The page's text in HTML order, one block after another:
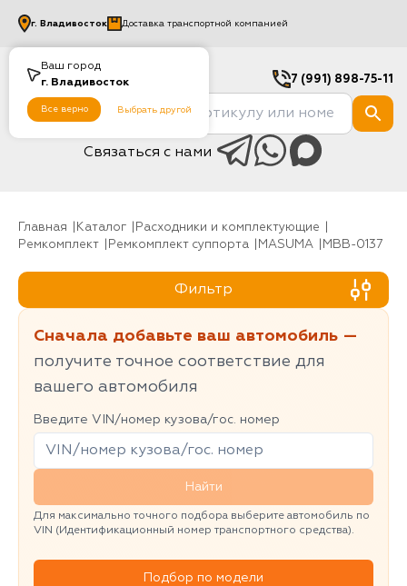
Ваш город
г. Владивосток
Все верно Выбрать другой
г. Владивосток Доставка транспортной компанией
7 (991) 898-75-11
Связаться с нами
Главная Каталог
Расходники и комплектующие
Ремкомплект
Ремкомплект суппорта MASUMA MBB-0137
Фильтр
Сначала добавьте ваш автомобиль —
получите точное соответствие для
вашего автомобиля
Введите VIN/номер кузова/гос. номер
Найти
Для максимально точного подбора выберите автомобиль по
VIN (Идентификационный номер транспортного средства).
Подбор по модели